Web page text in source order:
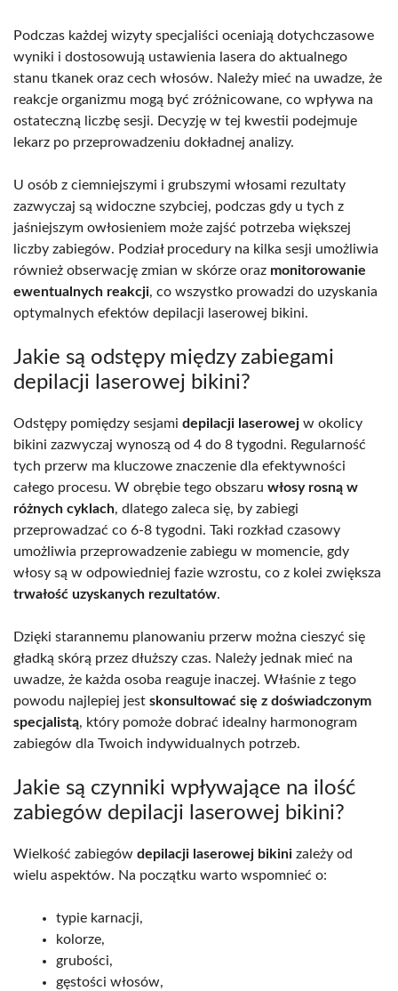
Podczas każdej wizyty specjaliści oceniają dotychczasowe
wyniki i dostosowują ustawienia lasera do aktualnego
stanu tkanek oraz cech włosów. Należy mieć na uwadze, że
reakcje organizmu mogą być zróżnicowane, co wpływa na
ostateczną liczbę sesji. Decyzję w tej kwestii podejmuje
lekarz po przeprowadzeniu dokładnej analizy.
U osób z ciemniejszymi i grubszymi włosami rezultaty
zazwyczaj są widoczne szybciej, podczas gdy u tych z
jaśniejszym owłosieniem może zajść potrzeba większej
liczby zabiegów. Podział procedury na kilka sesji umożliwia
również obserwację zmian w skórze oraz monitorowanie
ewentualnych reakcji, co wszystko prowadzi do uzyskania
optymalnych efektów depilacji laserowej bikini.
Jakie są odstępy między zabiegami
depilacji laserowej bikini?
Odstępy pomiędzy sesjami depilacji laserowej w okolicy
bikini zazwyczaj wynoszą od 4 do 8 tygodni. Regularność
tych przerw ma kluczowe znaczenie dla efektywności
całego procesu. W obrębie tego obszaru włosy rosną w
różnych cyklach, dlatego zaleca się, by zabiegi
przeprowadzać co 6-8 tygodni. Taki rozkład czasowy
umożliwia przeprowadzenie zabiegu w momencie, gdy
włosy są w odpowiedniej fazie wzrostu, co z kolei zwiększa
trwałość uzyskanych rezultatów.
Dzięki starannemu planowaniu przerw można cieszyć się
gładką skórą przez dłuższy czas. Należy jednak mieć na
uwadze, że każda osoba reaguje inaczej. Właśnie z tego
powodu najlepiej jest skonsultować się z doświadczonym
specjalistą, który pomoże dobrać idealny harmonogram
zabiegów dla Twoich indywidualnych potrzeb.
Jakie są czynniki wpływające na ilość
zabiegów depilacji laserowej bikini?
Wielkość zabiegów depilacji laserowej bikini zależy od
wielu aspektów. Na początku warto wspomnieć o:
typie karnacji,
kolorze,
grubości,
gęstości włosów,